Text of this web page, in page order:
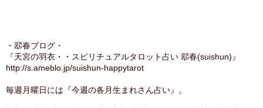
・翆春ブログ・
『天宮の羽衣・・スピリチュアルタロット占い 翆春(suishun)』
http://s.ameblo.jp/suishun-happytarot
毎週月曜日には『今週の各月生まれさん占い』。